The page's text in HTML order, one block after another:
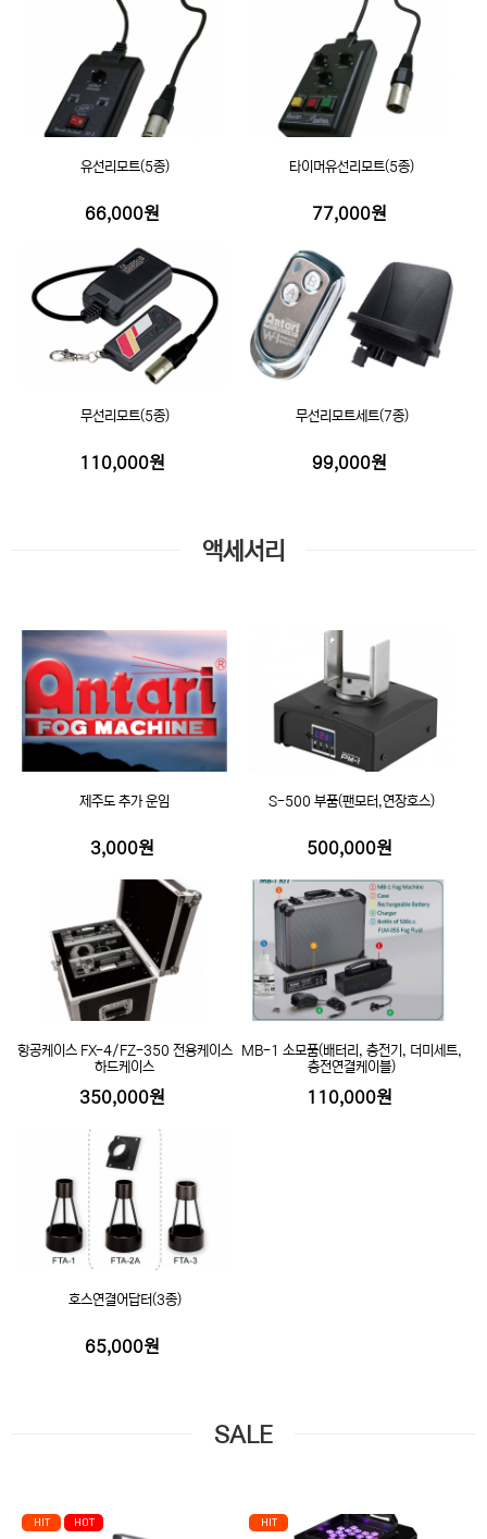
유선리모트(5종)
66,000원
타이머유선리모트(5종)
77,000원
무선리모트(5종)
110,000원
무선리모트세트(7종)
99,000원
액세서리
제주도 추가 운임
3,000원
S-500 부품(팬모터,연장호스)
500,000원
항공케이스 FX-4/FZ-350 전용케이스
하드케이스
350,000원
MB-1 소모품(배터리, 충전기, 더미세트,
충전연결케이블)
110,000원
호스연결어답터(3종)
65,000원
SALE
HIT HOT HIT